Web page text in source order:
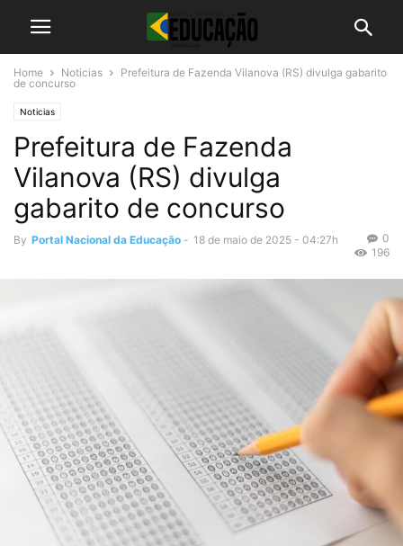
Home Noticias
Prefeitura de Fazenda Vilanova (RS) divulga gabarito
de concurso
Noticias
Prefeitura de Fazenda
Vilanova (RS) divulga
gabarito de concurso
By Portal Nacional da Educação - 18 de maio de 2025 - 04:27h
0
196